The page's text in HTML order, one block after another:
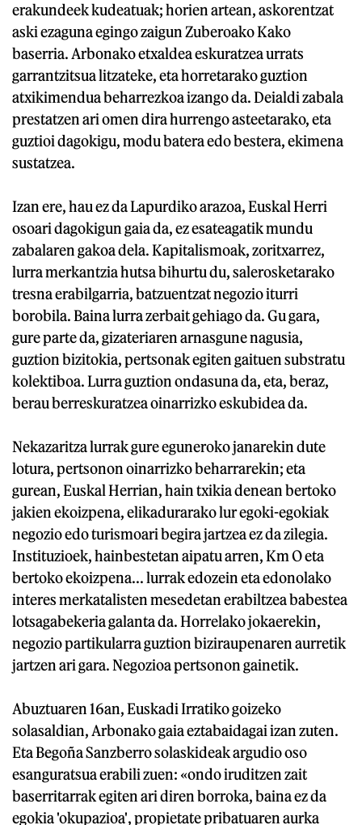
erakundeek kudeatuak; horien artean, askorentzat
aski ezaguna egingo zaigun Zuberoako Kako
baserria. Arbonako etxaldea eskuratzea urrats
garrantzitsua litzateke, eta horretarako guztion
atxikimendua beharrezkoa izango da. Deialdi zabala
prestatzen ari omen dira hurrengo asteetarako, eta
guztioi dagokigu, modu batera edo bestera, ekimena
sustatzea.
Izan ere, hau ez da Lapurdiko arazoa, Euskal Herri
osoari dagokigun gaia da, ez esateagatik mundu
zabalaren gakoa dela. Kapitalismoak, zoritxarrez,
lurra merkantzia hutsa bihurtu du, salerosketarako
tresna erabilgarria, batzuentzat negozio iturri
borobila. Baina lurra zerbait gehiago da. Gu gara,
gure parte da, gizateriaren arnasgune nagusia,
guztion bizitokia, pertsonak egiten gaituen substratu
kolektiboa. Lurra guztion ondasuna da, eta, beraz,
berau berreskuratzea oinarrizko eskubidea da.
Nekazaritza lurrak gure eguneroko janarekin dute
lotura, pertsonon oinarrizko beharrarekin; eta
gurean, Euskal Herrian, hain txikia denean bertoko
jakien ekoizpena, elikadurarako lur egoki-egokiak
negozio edo turismoari begira jartzea ez da zilegia.
Instituzioek, hainbestetan aipatu arren, Km O eta
bertoko ekoizpena... lurrak edozein eta edonolako
interes merkatalisten mesedetan erabiltzea babestea
lotsagabekeria galanta da. Horrelako jokaerekin,
negozio partikularra guztion biziraupenaren aurretik
jartzen ari gara. Negozioa pertsonon gainetik.
Abuztuaren 16an, Euskadi Irratiko goizeko
solasaldian, Arbonako gaia eztabaidagai izan zuten.
Eta Begoña Sanzberro solaskideak argudio oso
esanguratsua erabili zuen: «ondo iruditzen zait
baserritarrak egiten ari diren borroka, baina ez da
egokia 'okupazioa', propietate pribatuaren aurka